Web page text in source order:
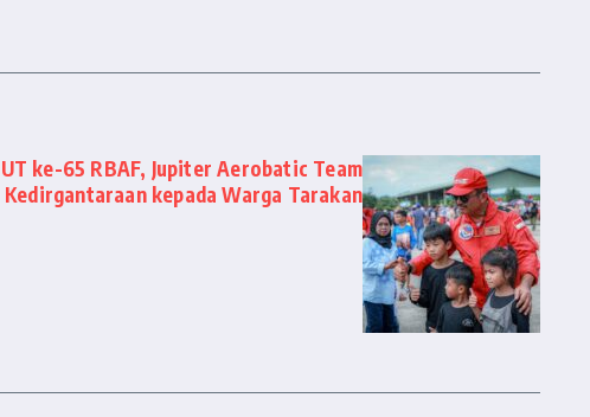
ke-65 RBAF, Jupiter Aerobatic Team
kepada Warga Tarakan